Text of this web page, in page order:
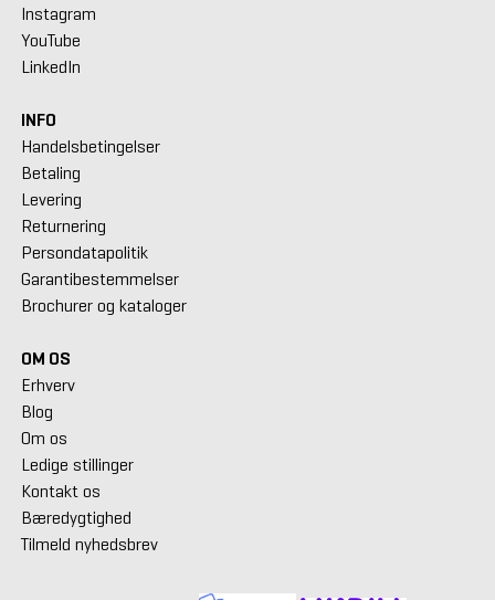
Instagram
YouTube
LinkedIn
INFO
Handelsbetingelser
Betaling
Levering
Returnering
Persondatapolitik
Garantibestemmelser
Brochurer og kataloger
OM OS
Erhverv
Blog
Om os
Ledige stillinger
Kontakt os
Bæredygtighed
Tilmeld nyhedsbrev